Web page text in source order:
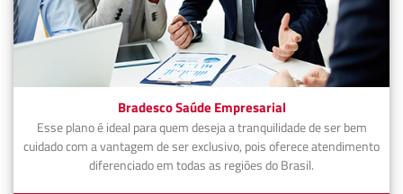
Bradesco Saúde Empresarial
Esse plano é ideal para quem deseja a tranquilidade de ser bem
cuidado com a vantagem de ser exclusivo, pois oferece atendimento
diferenciado em todas as regiões do Brasil.